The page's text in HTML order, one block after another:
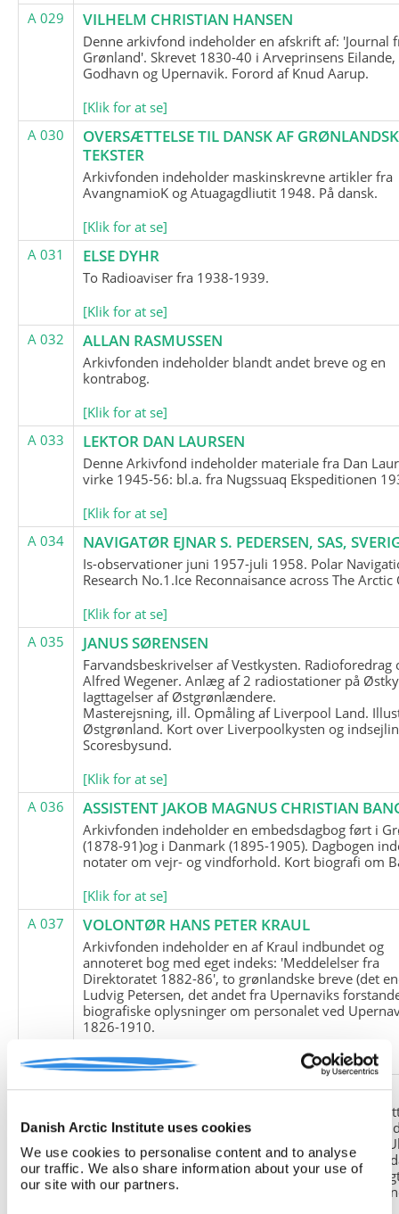
Danish Arctic Institute uses cookies
We use cookies to personalise content and to analyse
our traffic. We also share information about your use of
our site with our partners.
A 029
VILHELM CHRISTIAN HANSEN
Denne arkivfond indeholder en afskrift af: 'Journal
Grønland'. Skrevet 1830-40 i Arveprinsens Eilande,
Godhavn og Upernavik. Forord af Knud Aarup.
[Klik for at se]
A 030
OVERSÆTTELSE TIL DANSK AF
TEKSTER
Arkivfonden indeholder maskinskrevne artikler fra
AvangnamioK og Atuagagdliutit 1948. På dansk.
[Klik for at se]
A 031
ELSE DYHR
To Radioaviser fra 1938-1939.
[Klik for at se]
A 032
ALLAN RASMUSSEN
Arkivfonden indeholder blandt andet breve og en
kontrabog.
[Klik for at se]
A 033
LEKTOR DAN LAURSEN
Denne Arkivfond indeholder materiale fra Dan
virke 1945-56: bl.a. fra Nugssuaq Ekspeditionen
[Klik for at se]
A 034
NAVIGATØR EJNAR S. PEDERSEN, SAS,
Is-observationer juni 1957-juli 1958. Polar
Research No.1.Ice Reconnaisance across The Arctic
[Klik for at se]
A 035
JANUS SØRENSEN
Farvandsbeskrivelser af Vestkysten. Radioforedrag
Alfred Wegener. Anlæg af 2 radiostationer på
Iagttagelser af Østgrønlændere.
Masterejsning, ill. Opmåling af Liverpool Land.
Østgrønland. Kort over Liverpoolkysten og
Scoresbysund.
[Klik for at se]
A 036
ASSISTENT JAKOB MAGNUS CHRISTIAN
Arkivfonden indeholder en embedsdagbog ført i
(1878-91)og i Danmark (1895-1905). Dagbogen
notater om vejr- og vindforhold. Kort biografi om
[Klik for at se]
A 037
VOLONTØR HANS PETER KRAUL
Arkivfonden indeholder en af Kraul indbundet og
annoteret bog med eget indeks: 'Meddelelser fra
Direktoratet 1882-86', to grønlandske breve (det
Ludvig Petersen, det andet fra Upernaviks
biografiske oplysninger om personalet ved
1826-1910.
[Klik for at se]
A 038
FRIEDRICH LITTMANN
Denne arkivfond indeholder en kopi af Friedrich
upublicerede erindringer. Originalen befinder sig i
tyske historiker Franz Selingers privatarkiv i byen
Tyskland. Friedrich Littmann var en af de tyske
der var med i vejrstationen "Holzauge" i Hansa
Nordøstgrønland under Anden Verdenskrig.